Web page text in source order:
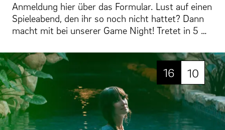
Anmeldung hier über das Formular. Lust auf einen
Spieleabend, den ihr so noch nicht hattet? Dann
macht mit bei unserer Game Night! Tretet in 5 …
16 10